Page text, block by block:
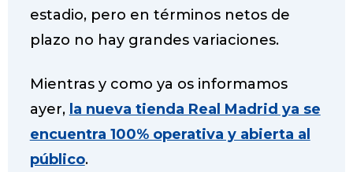
estadio, pero en términos netos de
plazo no hay grandes variaciones.
Mientras y como ya os informamos
ayer, la nueva tienda Real Madrid ya se
encuentra 100% operativa y abierta al
público.